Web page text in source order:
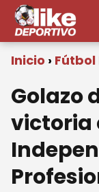
Inicio
Golazo
victoria